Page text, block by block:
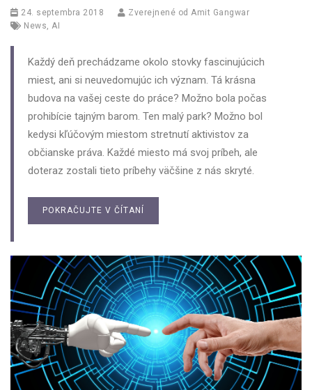
24. septembra 2018 Zverejnené od Amit Gangwar
News, AI
Každý deň prechádzame okolo stovky fascinujúcich
miest, ani si neuvedomujúc ich význam. Tá krásna
budova na vašej ceste do práce? Možno bola počas
prohibície tajným barom. Ten malý park? Možno bol
kedysi kľúčovým miestom stretnutí aktivistov za
občianske práva. Každé miesto má svoj príbeh, ale
doteraz zostali tieto príbehy väčšine z nás skryté.
POKRAČUJTE V ČÍTANÍ